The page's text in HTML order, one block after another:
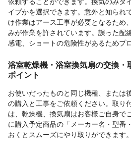
イプかを選択できます。意外と知られ
け作業はアース工事が必要となるため
みが作業を許されています。誤った配
感電、ショートの危険性があるためプ
浴室乾燥機・浴室換気扇の交換・
ポイント
お使いだったものと同じ機種、または
の購入と工事をご依頼ください。取り
は、乾燥機、換気扇はお客様ご自身で
に購入予定商品の「メーカー名・型番
おくとスムーズにやり取りができます。